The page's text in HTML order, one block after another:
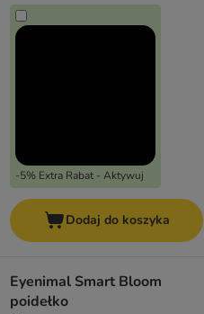
-5% Extra Rabat - Aktywuj
Dodaj do koszyka
Eyenimal Smart Bloom
poidełko